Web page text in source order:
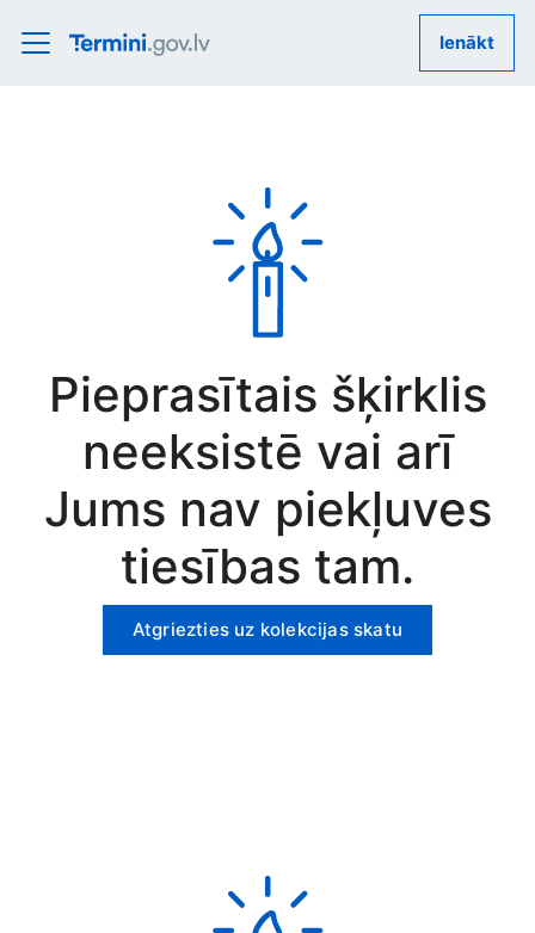
Ienākt
Pieprasītais šķirklis
neeksistē vai arī
Jums nav piekļuves
tiesības tam.
Atgriezties uz kolekcijas skatu